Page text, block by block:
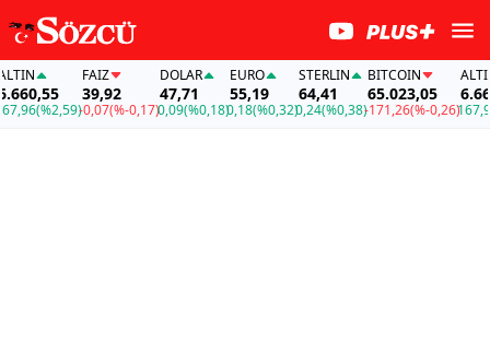
(%2,59)
FAİZ
39,92
-0,07(%-0,17)
DOLAR
47,71
0,09(%0,18)
EURO
55,19
0,18(%0,32)
STERLIN
64,41
0,24(%0,38)
BITCOIN
65.023,05
-171,26(%-0,26)
ALTIN
167,96